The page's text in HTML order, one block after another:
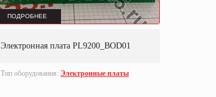
ПОДРОБНЕЕ
Электронная плата PL9200_BOD01
Тип оборудования: Электронные платы